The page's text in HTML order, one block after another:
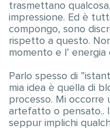
trasmettano
impressione. Ed è
compongo, sono
rispetto a questo.
momento e l’
Parlo spesso di
mia idea è quella di
processo. Mi
artefatto o pensato..
seppur implichi